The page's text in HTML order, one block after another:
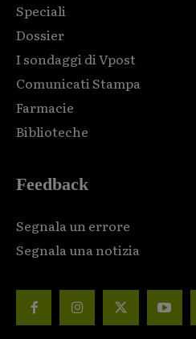
Speciali
Dossier
I sondaggi di Vpost
Comunicati Stampa
Farmacie
Biblioteche
Feedback
Segnala un errore
Segnala una notizia